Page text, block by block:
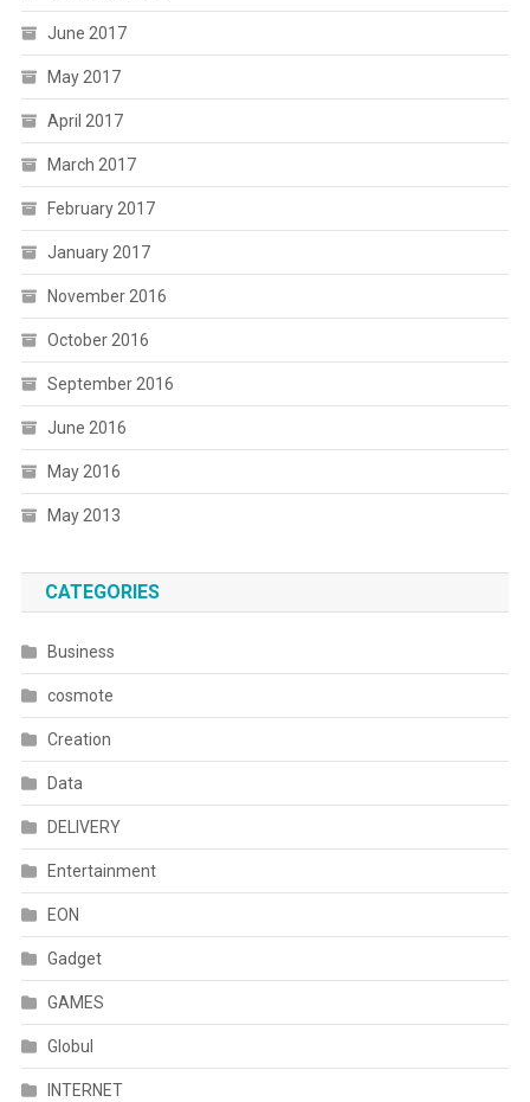
June 2017
May 2017
April 2017
March 2017
February 2017
January 2017
November 2016
October 2016
September 2016
June 2016
May 2016
May 2013
CATEGORIES
Business
cosmote
Creation
Data
DELIVERY
Entertainment
EON
Gadget
GAMES
Globul
INTERNET